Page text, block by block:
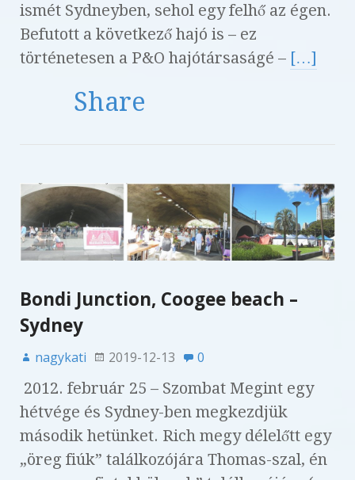
ismét Sydneyben, sehol egy felhő az égen.
Befutott a következő hajó is – ez
történetesen a P&O hajótársaságé – […]
Share
Bondi Junction, Coogee beach –
Sydney
nagykati 2019-12-13 0
2012. február 25 – Szombat Megint egy
hétvége és Sydney-ben megkezdjük
második hetünket. Rich megy délelőtt egy
„öreg fiúk” találkozójára Thomas-szal, én